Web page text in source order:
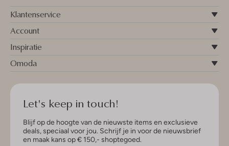
Klantenservice
Account
Inspiratie
Omoda
Let's keep in touch!
Blijf op de hoogte van de nieuwste items en exclusieve
deals, speciaal voor jou. Schrijf je in voor de nieuwsbrief
en maak kans op € 150,- shoptegoed.